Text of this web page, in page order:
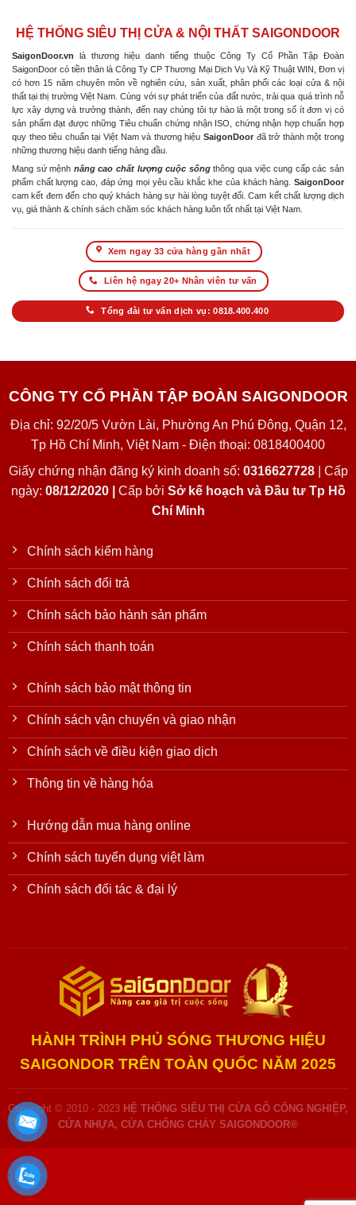
HỆ THỐNG SIÊU THỊ CỬA & NỘI THẤT SAIGONDOOR
SaigonDoor.vn là thương hiệu danh tiếng thuộc Công Ty Cổ Phần Tập Đoàn
SaigonDoor có tiền thân là Công Ty CP Thương Mại Dịch Vụ Và Kỹ Thuật WIN, Đơn vị
có hơn 15 năm chuyên môn về nghiên cứu, sản xuất, phân phối các loại cửa & nội
thất tại thị trường Việt Nam. Cùng với sự phát triển của đất nước, trải qua quá trình nỗ
lực xây dựng và trưởng thành, đến nay chúng tôi tự hào là một trong số ít đơn vị có
sản phẩm đạt được những Tiêu chuẩn chứng nhận ISO, chứng nhận hợp chuẩn hợp
quy theo tiêu chuẩn tại Việt Nam và thương hiệu SaigonDoor đã trở thành một trong
những thương hiệu danh tiếng hàng đầu.
Mang sứ mệnh nâng cao chất lượng cuộc sốngthông qua việc cung cấp các sản
phẩm chất lượng cao, đáp ứng mọi yêu cầu khắc khe của khách hàng. SaigonDoor
cam kết đem đến cho quý khách hàng sự hài lòng tuyệt đối. Cam kết chất lượng dịch
vụ, giá thành & chính sách chăm sóc khách hàng luôn tốt nhất tại Việt Nam.
Xem ngay 33 cửa hàng gần nhất
Liên hệ ngay 20+ Nhân viên tư vấn
Tổng đài tư vấn dịch vụ: 0818.400.400
CÔNG TY CỔ PHẦN TẬP ĐOÀN SAIGONDOOR
Địa chỉ: 92/20/5 Vườn Lài, Phường An Phú Đông, Quận 12,
Tp Hồ Chí Minh, Việt Nam - Điện thoại: 0818400400
Giấy chứng nhận đăng ký kinh doanh số: 0316627728| Cấp
ngày: 08/12/2020 | Cấp bởi Sở kế hoạch và Đầu tư Tp Hồ
Chí Minh
Chính sách kiểm hàng
Chính sách đổi trả
Chính sách bảo hành sản phẩm
Chính sách thanh toán
Chính sách bảo mật thông tin
Chính sách vận chuyển và giao nhận
Chính sách về điều kiện giao dịch
Thông tin về hàng hóa
Hướng dẫn mua hàng online
Chính sách tuyển dụng việt làm
Chính sách đối tác & đại lý
HÀNH TRÌNH PHỦ SÓNG THƯƠNG HIỆU
SAIGONDOR TRÊN TOÀN QUỐC NĂM 2025
Copyright © 2010 - 2023 HỆ THỐNG SIÊU THỊ CỬA GỖ CÔNG NGHIỆP,
CỬA NHỰA, CỬA CHỐNG CHÁY SAIGONDOOR®